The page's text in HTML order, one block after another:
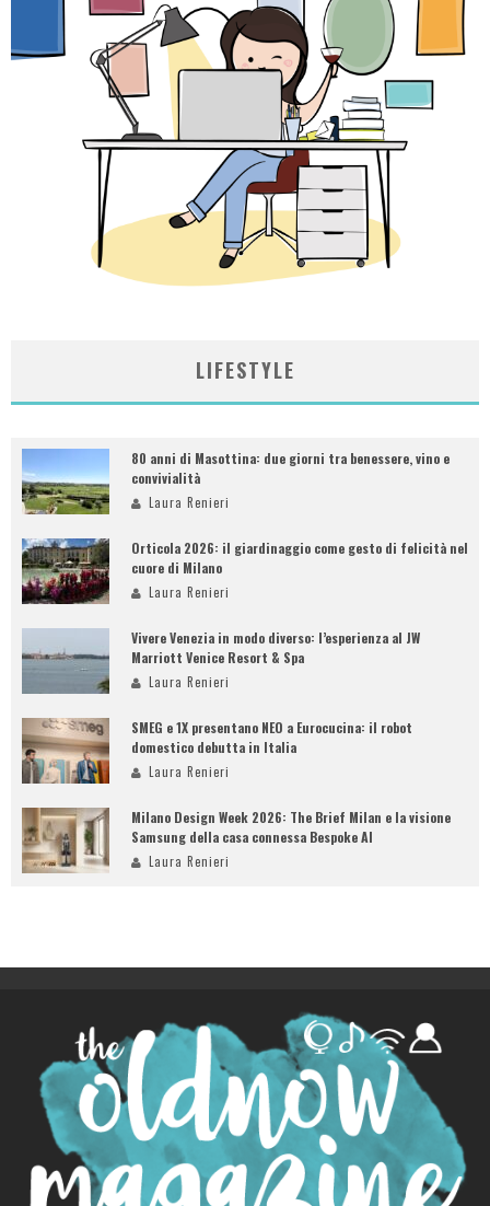
LIFESTYLE
80 anni di Masottina: due giorni tra benessere, vino e
convivialità
Laura Renieri
Orticola 2026: il giardinaggio come gesto di felicità nel
cuore di Milano
Laura Renieri
Vivere Venezia in modo diverso: l’esperienza al JW
Marriott Venice Resort & Spa
Laura Renieri
SMEG e 1X presentano NEO a Eurocucina: il robot
domestico debutta in Italia
Laura Renieri
Milano Design Week 2026: The Brief Milan e la visione
Samsung della casa connessa Bespoke AI
Laura Renieri